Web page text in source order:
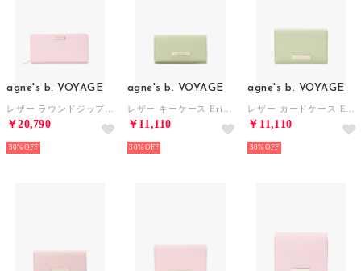
agne's b. VOYAGE
￥20,790
30%
agne's b. VOYAGE
￥11,110
30%
agne's b. VOYAGE
￥11,110
30%